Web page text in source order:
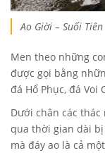
Ao Giời – Suối Tiên
Men theo những
được gọi bằng
đá Hổ Phục, đá Voi
Dưới chân các
qua thời gian dài
mà đáy ao là cả